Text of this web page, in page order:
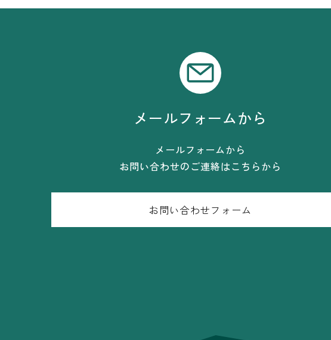
メールフォームから
メールフォームから
お問い合わせのご連絡はこちらから
お問い合わせフォーム